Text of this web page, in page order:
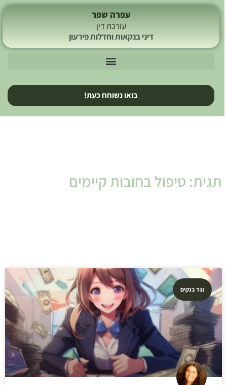
עפרה שפר
עורכת דין
דיני בנקאות וחדלות פירעון
בואו נשוחח כעת!
תגית: טיפול בחובות קיימים
נגד בנקים